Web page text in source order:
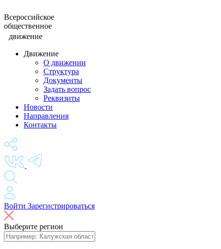
Всероссийское
общественное
движение
Движение
О движении
Структура
Документы
Задать вопрос
Реквизиты
Новости
Направления
Контакты
Войти Зарегистрироваться
Выберите регион